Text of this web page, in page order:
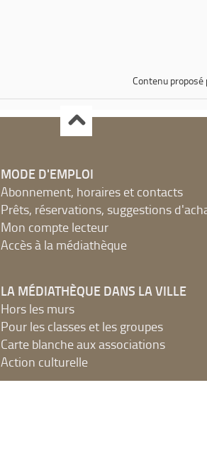
Contenu proposé
MODE D'EMPLOI
Abonnement, horaires et contacts
Prêts, réservations, suggestions
Mon compte lecteur
Accès à la médiathèque
LA MÉDIATHÈQUE DANS LA VILLE
Hors les murs
Pour les classes et les groupes
Carte blanche aux associations
Action culturelle